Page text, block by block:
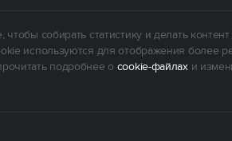
собирать статистику и делать
используются для отображения более
подробнее о cookie-файлахи